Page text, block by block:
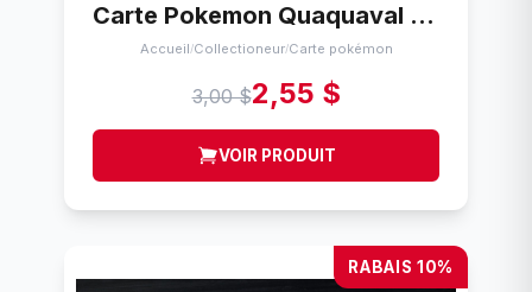
Carte Pokemon Quaquaval 054/198 Cartes
Accueil/Collectioneur/Carte pokémon
3,00 $2,55 $
VOIR PRODUIT
RABAIS 10%